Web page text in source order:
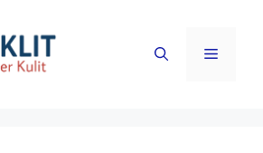
Menu